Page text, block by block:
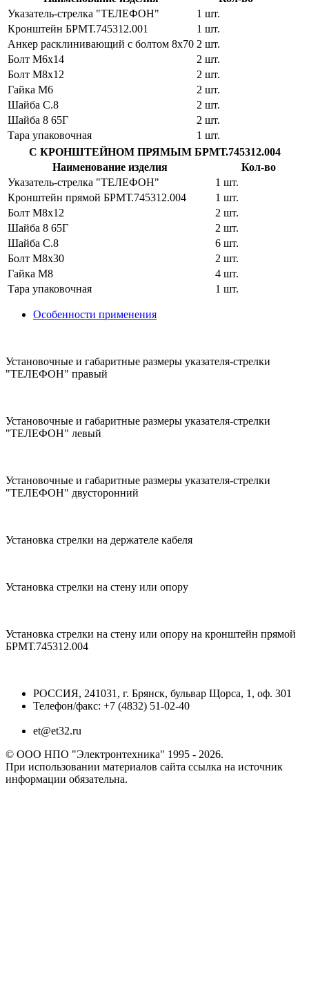
Указатель-стрелка "ТЕЛЕФОН"
1 шт.
Кронштейн БРМТ.745312.001
1 шт.
Анкер расклинивающий с болтом 8х70 2 шт.
Болт М6х14
2 шт.
Болт М8х12
2 шт.
Гайка М6
2 шт.
Шайба С.8
2 шт.
Шайба 8 65Г
2 шт.
Тара упаковочная
1 шт.
С КРОНШТЕЙНОМ ПРЯМЫМ БРМТ.745312.004
Наименование изделия
Кол-во
Указатель-стрелка "ТЕЛЕФОН"
1 шт.
Кронштейн прямой БРМТ.745312.004
1 шт.
Болт М8х12
2 шт.
Шайба 8 65Г
2 шт.
Шайба С.8
6 шт.
Болт М8х30
2 шт.
Гайка М8
4 шт.
Тара упаковочная
1 шт.
Особенности применения
Установочные и габаритные размеры указателя-стрелки
"ТЕЛЕФОН" правый
Установочные и габаритные размеры указателя-стрелки
"ТЕЛЕФОН" левый
Установочные и габаритные размеры указателя-стрелки
"ТЕЛЕФОН" двусторонний
Установка стрелки на держателе кабеля
Установка стрелки на стену или опору
Установка стрелки на стену или опору на кронштейн прямой
БРМТ.745312.004
РОССИЯ, 241031, г. Брянск, бульвар Щорса, 1, оф. 301
Телефон/факс: +7 (4832) 51-02-40
et@et32.ru
© ООО НПО "Электронтехника" 1995 - 2026.
При использовании материалов сайта ссылка на источник
информации обязательна.